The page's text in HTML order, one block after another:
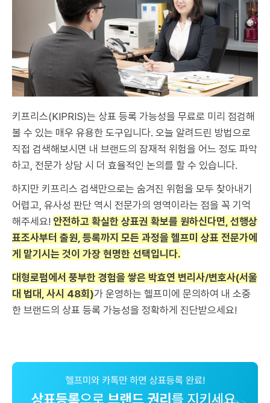
키프리스(KIPRIS)는 상표 등록 가능성을 무료로 미리 점검해
볼 수 있는 매우 유용한 도구입니다. 오늘 알려드린 방법으로
직접 검색해보시면 내 브랜드의 잠재적 위험을 어느 정도 파악
하고, 전문가 상담 시 더 효율적인 논의를 할 수 있습니다.
하지만 키프리스 검색만으로는 숨겨진 위험을 모두 찾아내기
어렵고, 유사성 판단 역시 전문가의 영역이라는 점을 꼭 기억
해주세요! 안전하고 확실한 상표권 확보를 원하신다면, 선행상
표조사부터 출원, 등록까지 모든 과정을 헬프미 상표 전문가에
게 맡기시는 것이 가장 현명한 선택입니다.
대형로펌에서 풍부한 경험을 쌓은 박효연 변리사/변호사(서울
대 법대, 사시 48회)가 운영하는 헬프미에 문의하여 내 소중
한 브랜드의 상표 등록 가능성을 정확하게 진단받으세요!